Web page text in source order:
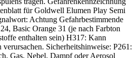
für Goldwell Elumen Play Semi
Achtung Gefahrbestimmende
Basic Orange 31 (je nach Farbton
enthalten sein) H317: Kann
Sicherheitshinweise: P261:
Gas, Nebel, Dampf oder Aerosol